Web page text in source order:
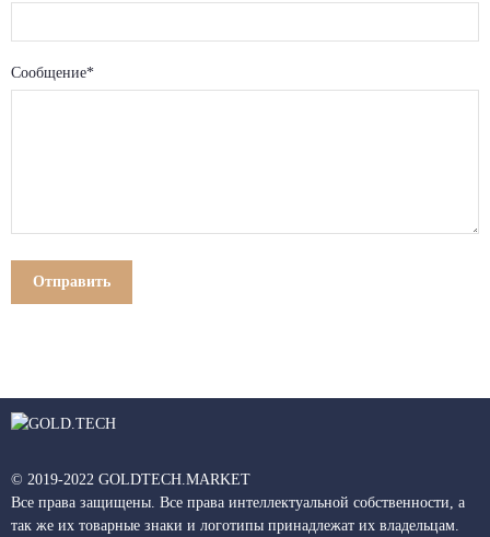
Сообщение*
© 2019-2022 GOLDTECH.MARKET
Все права защищены. Все права интеллектуальной собственности, а
так же их товарные знаки и логотипы принадлежат их владельцам.